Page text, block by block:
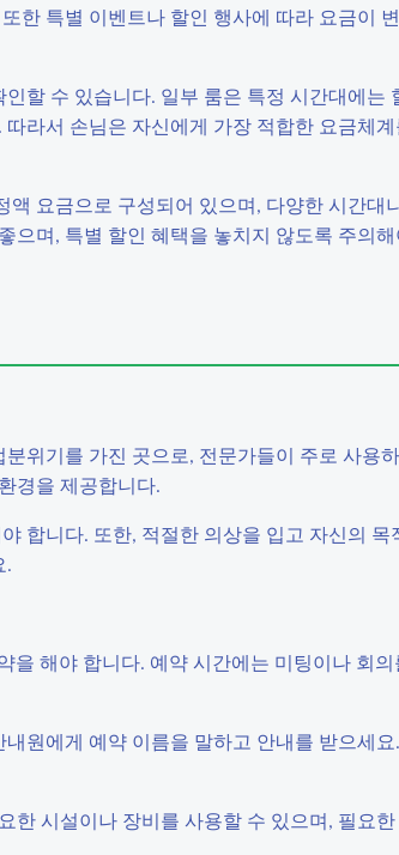
한 특별 이벤트나 할인 행사에 따라 요금이
할 수 있습니다. 일부 룸은 특정 시간대에는
라서 손님은 자신에게 가장 적합한 요금체
요금으로 구성되어 있으며, 다양한 시간대
으며, 특별 할인 혜택을 놓치지 않도록 주의
위기를 가진 곳으로, 전문가들이 주로 사용
경을 제공합니다.
합니다. 또한, 적절한 의상을 입고 자신의 목
.
을 해야 합니다. 예약 시간에는 미팅이나 회
원에게 예약 이름을 말하고 안내를 받으세
한 시설이나 장비를 사용할 수 있으며, 필요